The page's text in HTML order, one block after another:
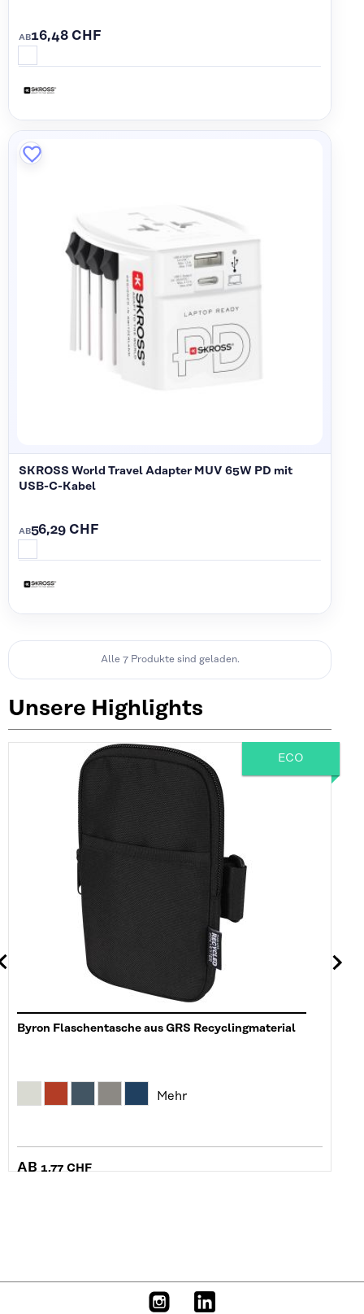
AB16,48 CHF
SKROSS World Travel Adapter MUV 65W PD mit
USB-C-Kabel
AB56,29 CHF
Alle 7 Produkte sind geladen.
Unsere Highlights
ECO
Byron Flaschentasche aus GRS Recyclingmaterial
AB 1,77 CHF
Mehr